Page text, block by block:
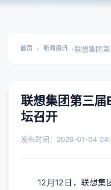
首页 › 新闻资讯 ›联想集团
联想集团第三届
坛召开
发布时间：2026-01-04
12月12日，联想集